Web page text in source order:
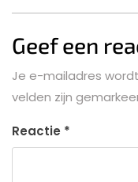
Geef een
Je e-mailadres
velden zijn
Reactie *